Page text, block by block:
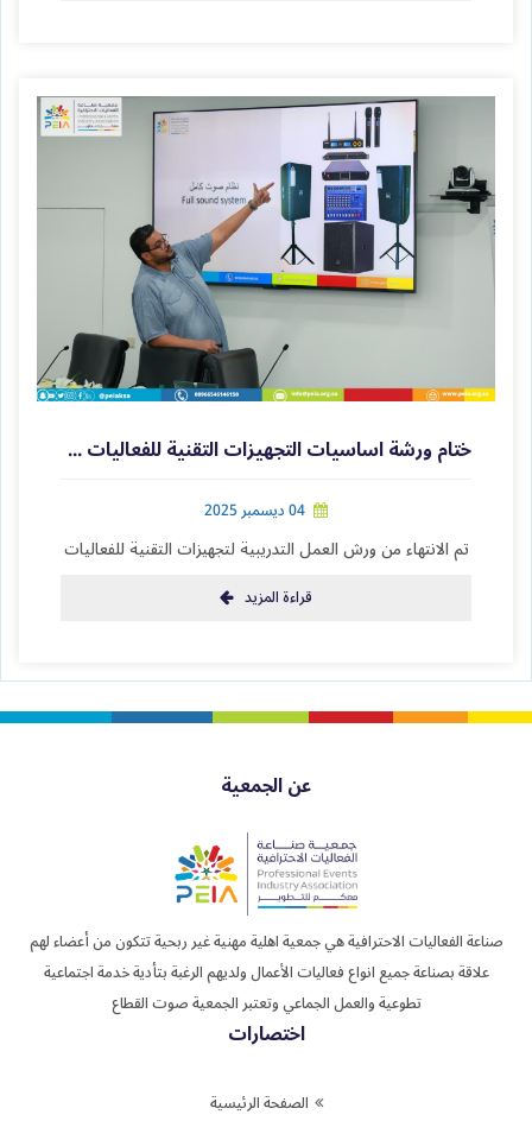
ختام ورشة اساسيات التجهيزات التقنية للفعاليات في غرفة جدة
04 ديسمبر 2025
تم الانتهاء من ورش العمل التدريبية لتجهيزات التقنية للفعاليات
قراءة المزيد
عن الجمعية
صناعة الفعاليات الاحترافية هي جمعية اهلية مهنية غير ربحية تتكون من أعضاء لهم
علاقة بصناعة جميع انواع فعاليات الأعمال ولديهم الرغبة بتأدية خدمة اجتماعية
تطوعية والعمل الجماعي وتعتبر الجمعية صوت القطاع
اختصارات
الصفحة الرئيسية